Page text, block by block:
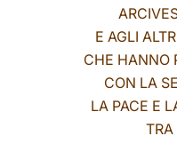
E AGLI
CHE HANNO
CON LA
LA PACE E
TRA